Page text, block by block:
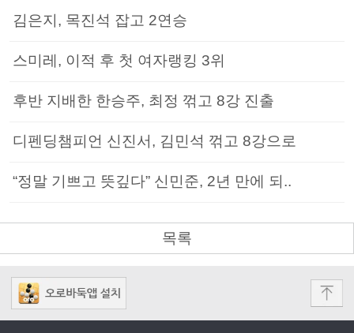
김은지, 목진석 잡고 2연승
스미레, 이적 후 첫 여자랭킹 3위
후반 지배한 한승주, 최정 꺾고 8강 진출
디펜딩챔피언 신진서, 김민석 꺾고 8강으로
“정말 기쁘고 뜻깊다” 신민준, 2년 만에 되..
목록